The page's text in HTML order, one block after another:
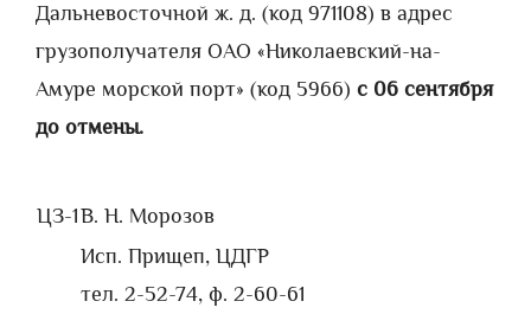
Дальневосточной ж. д. (код 971108) в адрес
грузополучателя ОАО «Николаевский-на-
Амуре морской порт» (код 5966) с 06 сентября
до отмены.
ЦЗ-1В. Н. Морозов
Исп. Прищеп, ЦДГР
тел. 2-52-74, ф. 2-60-61